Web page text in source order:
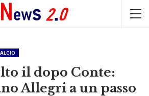
il dopo Conte:
Allegri a un passo